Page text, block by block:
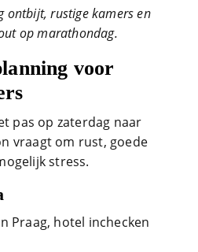
ontbijt, rustige kamers en
op marathondag.
voor
pas op zaterdag naar
vraagt om rust, goede
stress.
Praag, hotel inchecken